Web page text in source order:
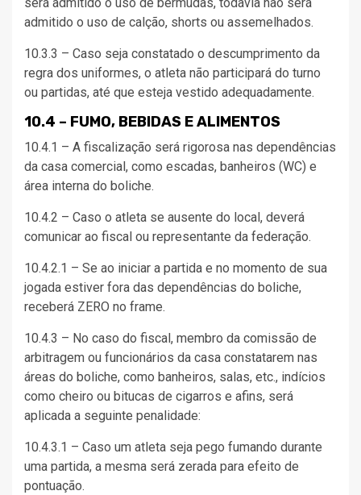
admitido o uso de calção, shorts ou assemelhados.
10.3.3 – Caso seja constatado o descumprimento da
regra dos uniformes, o atleta não participará do turno
ou partidas, até que esteja vestido adequadamente.
10.4 – FUMO, BEBIDAS E ALIMENTOS
10.4.1 – A fiscalização será rigorosa nas dependências
da casa comercial, como escadas, banheiros (WC) e
área interna do boliche.
10.4.2 – Caso o atleta se ausente do local, deverá
comunicar ao fiscal ou representante da federação.
10.4.2.1 – Se ao iniciar a partida e no momento de sua
jogada estiver fora das dependências do boliche,
receberá ZERO no frame.
10.4.3 – No caso do fiscal, membro da comissão de
arbitragem ou funcionários da casa constatarem nas
áreas do boliche, como banheiros, salas, etc., indícios
como cheiro ou bitucas de cigarros e afins, será
aplicada a seguinte penalidade:
10.4.3.1 – Caso um atleta seja pego fumando durante
uma partida, a mesma será zerada para efeito de
pontuação.